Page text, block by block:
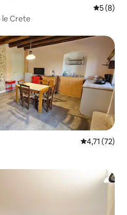
5 av 5 i
5 (8)
le Crete
4,71 av 5 i
4,71 (72)